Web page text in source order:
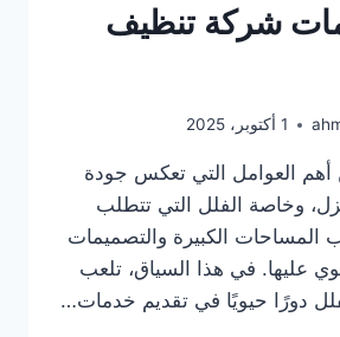
شركة تنظيف
1 أكتوبر، 2025
أهم العوامل التي تعكس جودة
وخاصة الفلل التي تتطلب
المساحات الكبيرة والتصميمات
عليها. في هذا السياق، تلعب
دورًا حيويًا في تقديم خدمات…